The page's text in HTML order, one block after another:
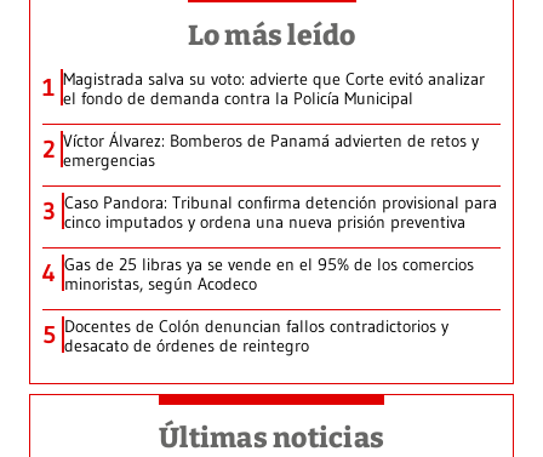
Lo más leído
1 Magistrada salva su voto: advierte que Corte evitó analizar
el fondo de demanda contra la Policía Municipal
2 Víctor Álvarez: Bomberos de Panamá advierten de retos y
emergencias
3 Caso Pandora: Tribunal confirma detención provisional para
cinco imputados y ordena una nueva prisión preventiva
4 Gas de 25 libras ya se vende en el 95% de los comercios
minoristas, según Acodeco
5 Docentes de Colón denuncian fallos contradictorios y
desacato de órdenes de reintegro
Últimas noticias